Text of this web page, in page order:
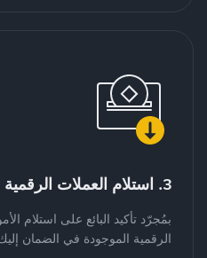
3. استلام العملات الرقمية
بمُجرّد تأكيد البائع على استلام
الرقمية الموجودة في الضمان